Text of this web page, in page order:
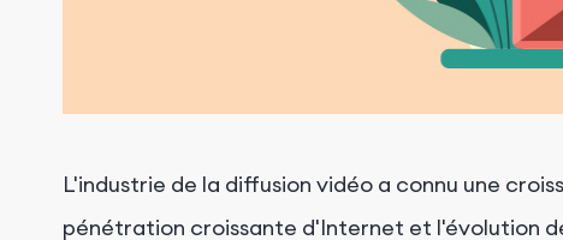
L'industrie de la diffusion vidéo a connu une
pénétration croissante d'Internet et l'évolution